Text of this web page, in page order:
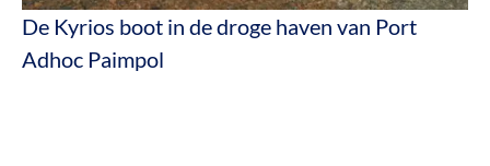
De Kyrios boot in de droge haven van Port
Adhoc Paimpol